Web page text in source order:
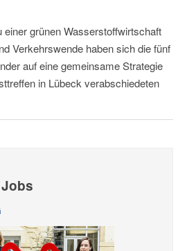
einer grünen Wasserstoffwirtschaft
Verkehrswende haben sich die fünf
auf eine gemeinsame Strategie
in Lübeck verabschiedeten